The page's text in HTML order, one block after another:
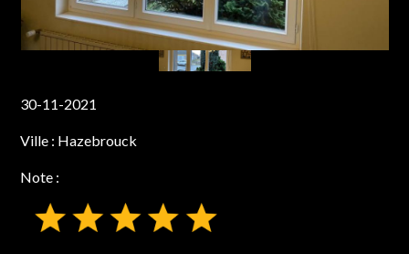
30-11-2021
Ville : Hazebrouck
Note :